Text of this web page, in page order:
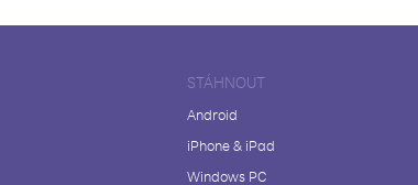
STÁHNOUT
Android
iPhone & iPad
Windows PC